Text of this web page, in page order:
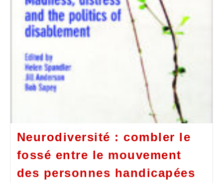
Neurodiversité : combler le
fossé entre le mouvement
des personnes handicapées